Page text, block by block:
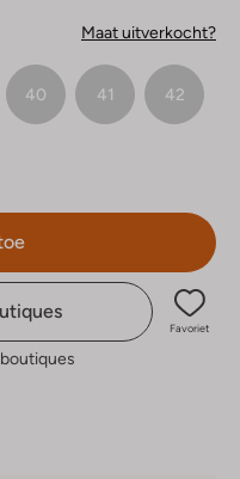
Maat uitverkocht?
40 41 42
Favoriet